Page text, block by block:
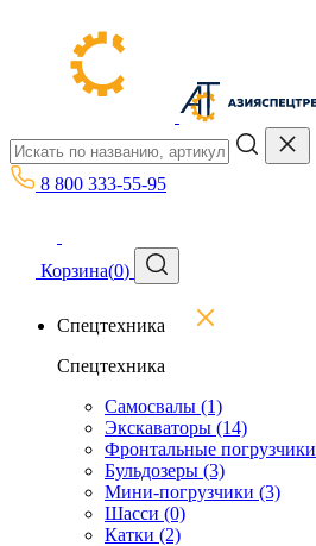
8 800 333-55-95
Корзина(0)
Спецтехника
Спецтехника
Самосвалы (1)
Экскаваторы (14)
Фронтальные погрузчики
Бульдозеры (3)
Мини-погрузчики (3)
Шасси (0)
Катки (2)